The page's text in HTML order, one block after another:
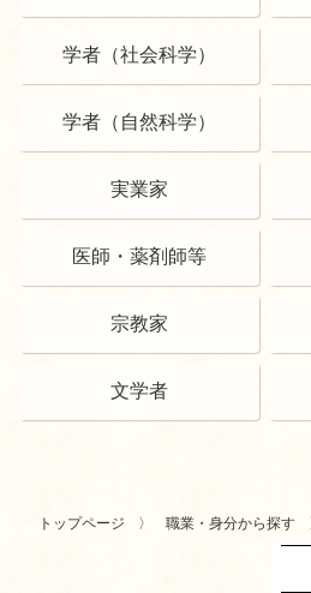
学者（社会科学）
学者（自然科学）
実業家
医師・薬剤師等
宗教家
文学者
トップページ 職業・身分から探す